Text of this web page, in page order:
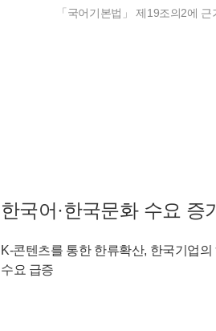
「국어기본법」 제19조의2에 근
한국어·한국문화 수요 증
K-콘텐츠를 통한 한류확산, 한국기업
수요 급증